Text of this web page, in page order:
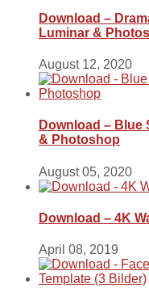
Download –
Luminar &
August 12, 2020
Download – Blue
& Photoshop
August 05, 2020
Download – 4K
April 08, 2019